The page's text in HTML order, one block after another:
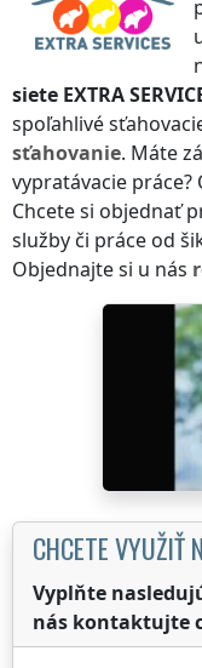
siete EXTRA
spoľahlivé
sťahovanie. Máte
vypratávacie práce?
Chcete si objednať
služby či práce od
Objednajte si u nás
CHCETE VYUŽIŤ
Vyplňte
nás kontaktujte